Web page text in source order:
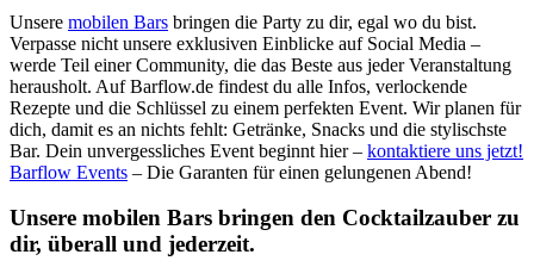
Unsere mobilen Bars bringen die Party zu dir, egal wo du bist.
Verpasse nicht unsere exklusiven Einblicke auf Social Media –
werde Teil einer Community, die das Beste aus jeder Veranstaltung
herausholt. Auf Barflow.de findest du alle Infos, verlockende
Rezepte und die Schlüssel zu einem perfekten Event. Wir planen für
dich, damit es an nichts fehlt: Getränke, Snacks und die stylischste
Bar. Dein unvergessliches Event beginnt hier – kontaktiere uns jetzt!
Barflow Events – Die Garanten für einen gelungenen Abend!
Unsere mobilen Bars bringen den Cocktailzauber zu
dir, überall und jederzeit.